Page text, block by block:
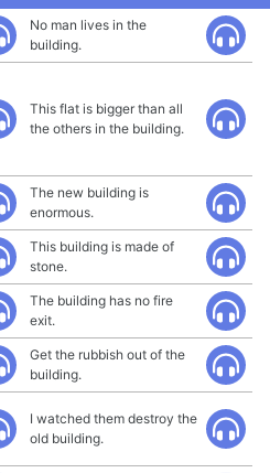
No man lives in the
building.
This flat is bigger than all
the others in the building.
The new building is
enormous.
This building is made of
stone.
The building has no fire
exit.
Get the rubbish out of the
building.
I watched them destroy the
old building.